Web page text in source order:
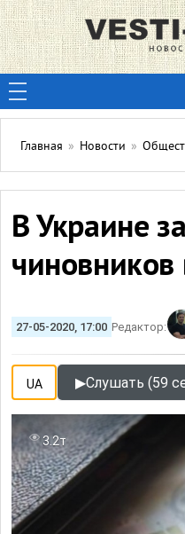
Главная » Новости »
В Украине
чиновников
27-05-2020, 17:00 Редактор:
UA ▶Слушать (59
3.2т